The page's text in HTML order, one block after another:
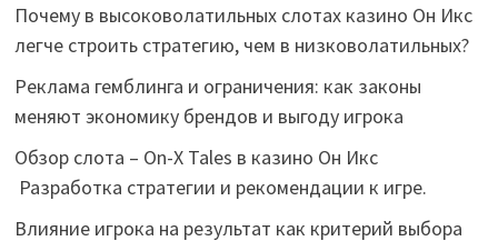
Почему в высоковолатильных слотах казино Он Икс
легче строить стратегию, чем в низковолатильных?
Реклама гемблинга и ограничения: как законы
меняют экономику брендов и выгоду игрока
Обзор слота – On-X Tales в казино Он Икс
Разработка стратегии и рекомендации к игре.
Влияние игрока на результат как критерий выбора